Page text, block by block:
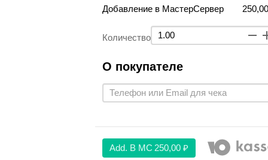
Добавление в МастерСервер
Количество
О покупателе
Аdd. В МС 250,00 ₽